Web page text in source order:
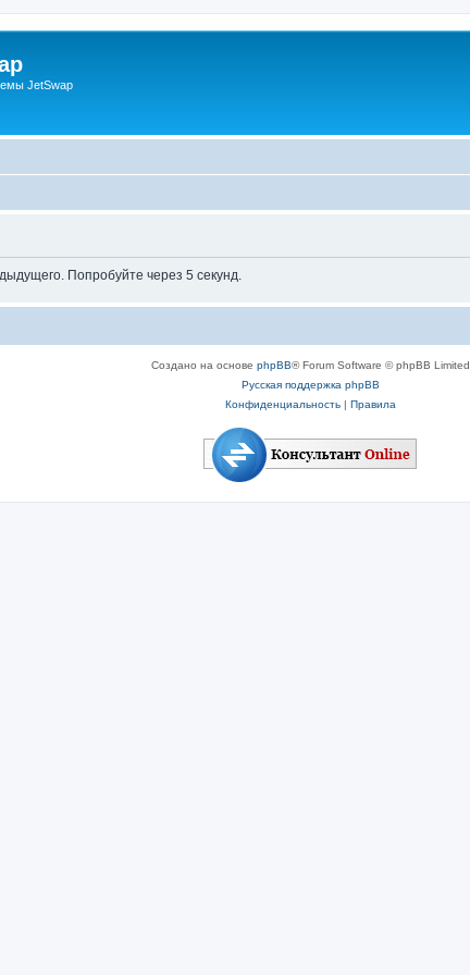
JetSwap
Попробуйте через 5 секунд.
Создано на основе phpBB® Forum Software © phpBB Limited
Русская поддержка phpBB
Конфиденциальность| Правила